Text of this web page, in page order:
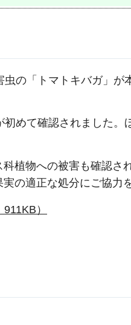
の「トマトキバガ」が
初めて確認されました
植物への被害も確認さ
の適正な処分にご協力
）